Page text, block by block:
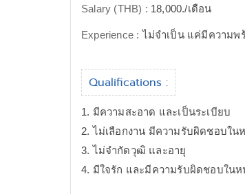
Salary (THB) : 18,000./เดือน
Experience :ไม่จำเป็น แค่มีความพ
Qualifications :
1. มีความสะอาด และเป็นระเบียบ
2. ไม่เลือกงาน มีความรับผิดชอบใน
3. ไม่จำกัดวุฒิ และอายุ
4. มีใจรัก และมีความรับผิดชอบในห